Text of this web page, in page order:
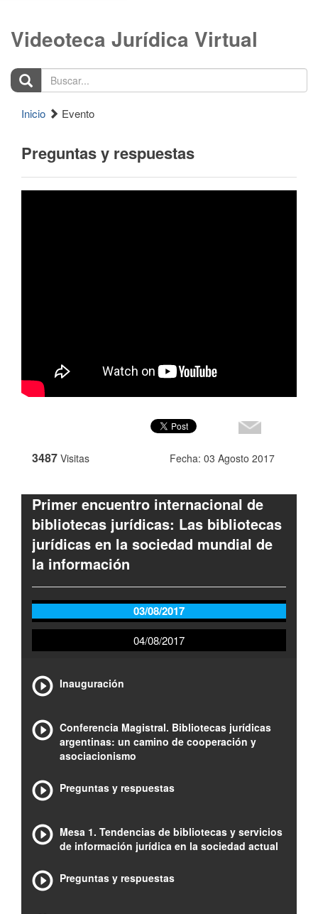
Videoteca Jurídica Virtual
Buscar...
Inicio Evento
Preguntas y respuestas
3487 Visitas Fecha: 03 Agosto 2017
Primer encuentro internacional de
bibliotecas jurídicas: Las bibliotecas
jurídicas en la sociedad mundial de
la información
03/08/2017
04/08/2017
Inauguración
Conferencia Magistral. Bibliotecas jurídicas
argentinas: un camino de cooperación y
asociacionismo
Preguntas y respuestas
Mesa 1. Tendencias de bibliotecas y servicios
de información jurídica en la sociedad actual
Preguntas y respuestas